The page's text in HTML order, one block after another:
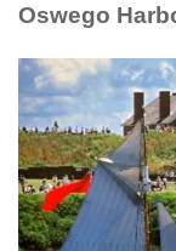
Oswego